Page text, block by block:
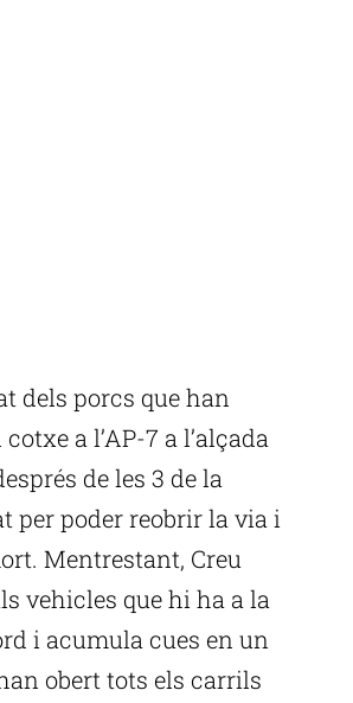
dels porcs que han
a l’AP-7 a l’alçada
de les 3 de la
per poder reobrir la via i
Mentrestant, Creu
vehicles que hi ha a la
i acumula cues en un
obert tots els carrils